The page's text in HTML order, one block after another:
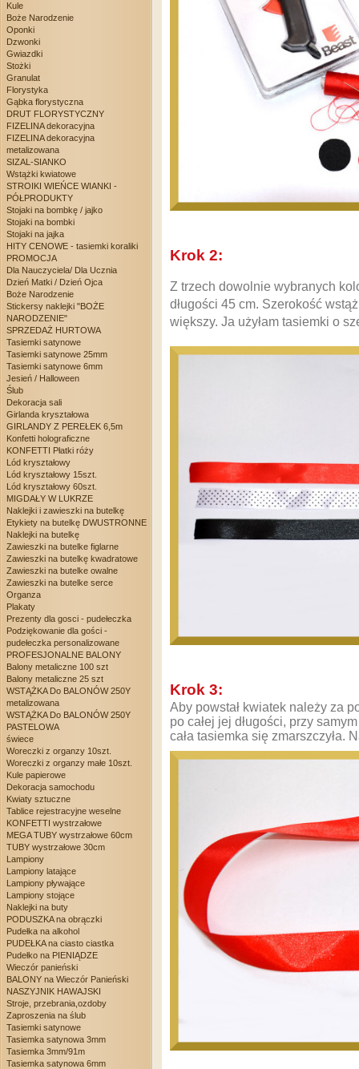
Kule
Boże Narodzenie
Oponki
Dzwonki
Gwiazdki
Stożki
Granulat
Florystyka
Gąbka florystyczna
DRUT FLORYSTYCZNY
FIZELINA dekoracyjna
FIZELINA dekoracyjna
metalizowana
SIZAL-SIANKO
Wstążki kwiatowe
STROIKI WIEŃCE WIANKI -
PÓŁPRODUKTY
Stojaki na bombkę / jajko
Stojaki na bombki
Stojaki na jajka
HITY CENOWE - tasiemki koraliki
PROMOCJA
Dla Nauczyciela/ Dla Ucznia
Dzień Matki / Dzień Ojca
Boże Narodzenie
Stickersy naklejki "BOŻE
NARODZENIE"
SPRZEDAŻ HURTOWA
Tasiemki satynowe
Tasiemki satynowe 25mm
Tasiemki satynowe 6mm
Jesień / Halloween
Ślub
Dekoracja sali
Girlanda kryształowa
GIRLANDY Z PEREŁEK 6,5m
Konfetti holograficzne
KONFETTI Płatki róży
Lód kryształowy
Lód kryształowy 15szt.
Lód kryształowy 60szt.
MIGDAŁY W LUKRZE
Naklejki i zawieszki na butelkę
Etykiety na butelkę DWUSTRONNE
Naklejki na butelkę
Zawieszki na butelke figlarne
Zawieszki na butelkę kwadratowe
Zawieszki na butelke owalne
Zawieszki na butelke serce
Organza
Plakaty
Prezenty dla gosci - pudełeczka
Podziękowanie dla gości -
pudełeczka personalizowane
PROFESJONALNE BALONY
Balony metaliczne 100 szt
Balony metaliczne 25 szt
WSTĄŻKA Do BALONÓW 250Y
metalizowana
WSTĄŻKA Do BALONÓW 250Y
PASTELOWA
świece
Woreczki z organzy 10szt.
Woreczki z organzy małe 10szt.
Kule papierowe
Dekoracja samochodu
Kwiaty sztuczne
Tablice rejestracyjne weselne
KONFETTI wystrzałowe
MEGA TUBY wystrzałowe 60cm
TUBY wystrzałowe 30cm
Lampiony
Lampiony latające
Lampiony pływające
Lampiony stojące
Naklejki na buty
PODUSZKA na obrączki
Pudełka na alkohol
PUDEŁKA na ciasto ciastka
Pudełko na PIENIĄDZE
Wieczór panieński
BALONY na Wieczór Panieński
NASZYJNIK HAWAJSKI
Stroje, przebrania,ozdoby
Zaproszenia na ślub
Tasiemki satynowe
Tasiemka satynowa 3mm
Tasiemka 3mm/91m
Tasiemka satynowa 6mm
Krok 2:
Z trzech dowolnie wybranych
długości 45 cm. Szerokość
większy. Ja użyłam tasiemki o
Krok 3:
Aby powstał kwiatek należy za
po całej jej długości, przy
cała tasiemka się zmarszczyła.